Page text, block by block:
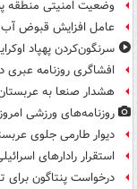
وضعیت امنیتی منطقه
عامل افزایش قبوض آب
سرنگون‌کردن پهپاد
افشاگری روزنامه عبری
هشدار صنعا به
روزنامه‌های ورزشی امروز یک‌شنبه
دیوار طارمی جلوی
استقرار رادارهای
درخواست پنتاگون برای